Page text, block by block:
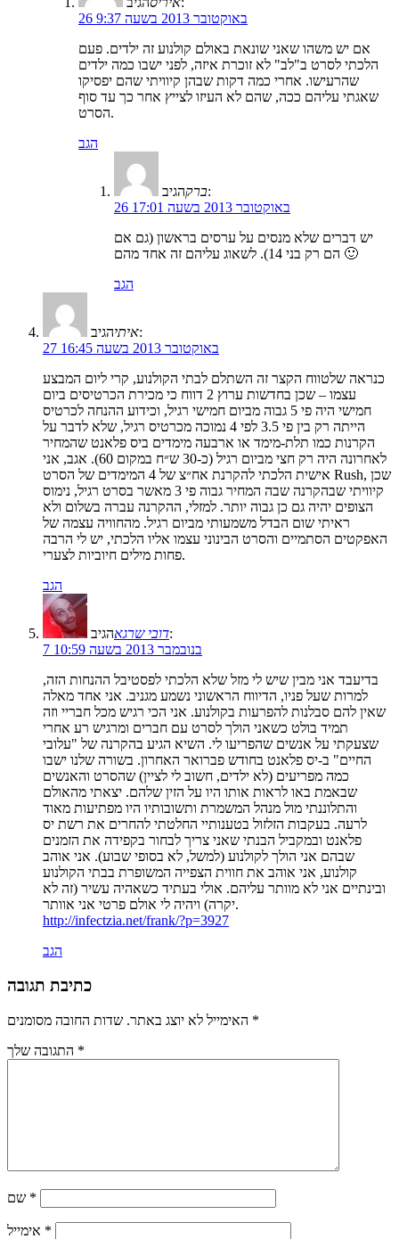
26 באוקטובר 2013 בשעה 9:37
אם יש משהו שאני שונאת באולם קולנוע זה ילדים. פעם
הלכתי לסרט ב"לב" לא זוכרת איזה, לפני ישבו כמה ילדים
שהרעישו. אחרי כמה דקות שבהן קיוויתי שהם יפסיקו
שאגתי עליהם ככה, שהם לא העיזו לצייץ אחר כך עד סוף
הסרט.
הגב
ברקהגיב:
26 באוקטובר 2013 בשעה 17:01
יש דברים שלא מנסים על ערסים בראשון (גם אם
הם רק בני 14). לשאוג עליהם זה אחד מהם 🙂
הגב
איתיהגיב:
27 באוקטובר 2013 בשעה 16:45
כנראה שלטווח הקצר זה השתלם לבתי הקולנוע, קרי ליום המבצע
עצמו – שכן בחדשות ערוץ 2 דווח כי מכירת הכרטיסים ביום
חמישי היה פי 5 גבוה מביום חמישי רגיל, וכידוע ההנחה לכרטיס
הייתה רק בין פי 3.5 לפי 4 נמוכה מכרטיס רגיל, שלא לדבר על
הקרנות כמו תלת-מימד או ארבעה מימדים ביס פלאנט שהמחיר
לאחרונה היה רק חצי מביום רגיל (כ-30 ש״ח במקום 60). אגב, אני
אישית הלכתי להקרנת אח״צ של 4 המימדים של הסרט Rush, שכן
קיוויתי שבהקרנה שבה המחיר גבוה פי 3 מאשר בסרט רגיל, נימוס
הצופים יהיה גם כן גבוה יותר. למזלי, ההקרנה עברה בשלום ולא
ראיתי שום הבדל משמעותי מביום רגיל. מהחוויה עצמה של
האפקטים הסתמיים והסרט הבינוני עצמו אליו הלכתי, יש לי הרבה
פחות מילים חיוביות לצערי.
הגב
דובי שרגאהגיב:
7 בנובמבר 2013 בשעה 10:59
בדיעבד אני מבין שיש לי מזל שלא הלכתי לפסטיבל ההנחות הזה,
למרות שעל פניו, הדיווח הראשוני נשמע מגניב. אני אחד מאלה
שאין להם סבלנות להפרעות בקולנוע. אני הכי רגיש מכל חבריי וזה
תמיד בולט כשאני הולך לסרט עם חברים ומרגיש רע אחרי
שצעקתי על אנשים שהפריעו לי. השיא הגיע בהקרנה של "עלובי
החיים" ב-יס פלאנט בחודש פברואר האחרון. בשורה שלנו ישבו
כמה מפריעים (לא ילדים, חשוב לי לציין) שהסרט והאנשים
שבאמת באו לראות אותו היו על הזין שלהם. יצאתי מהאולם
והתלוננתי מול מנהל המשמרת ותשובותיו היו מפתיעות מאוד
לרעה. בעקבות הזלזול בטענותיי החלטתי להחרים את רשת יס
פלאנט ובמקביל הבנתי שאני צריך לבחור בקפידה את הזמנים
שבהם אני הולך לקולנוע (למשל, לא בסופי שבוע). אני אוהב
קולנוע, אני אוהב את חווית הצפייה המשופרת בבתי הקולנוע
ובינתיים אני לא מוותר עליהם. אולי בעתיד כשאהיה עשיר (זה לא
יקרה) ויהיה לי אולם פרטי אני אוותר.
http://infectzia.net/frank/?p=3927
הגב
כתיבת תגובה
האימייל לא יוצג באתר. *
*
*
*